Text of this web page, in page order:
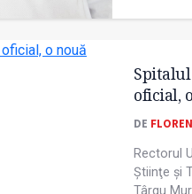
Spitalul
oficial,
DE
Rectorul
Ştiinţe şi